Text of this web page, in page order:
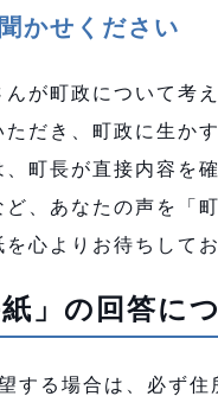
かせください
が町政について考
だき、町政に生か
町長が直接内容を
、あなたの声を「
心よりお待ちしてお
紙」の回答に
する場合は、必ず